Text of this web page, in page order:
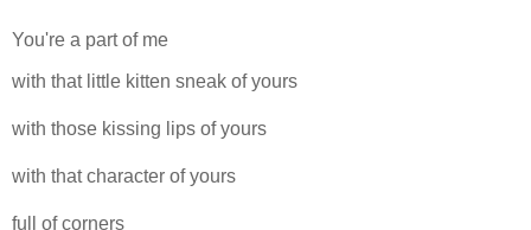
You're a part of me
with that little kitten sneak of yours
with those kissing lips of yours
with that character of yours
full of corners